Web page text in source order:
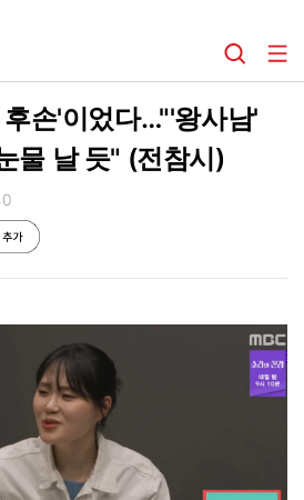
손'이었다…"'왕사남'
물 날 듯" (전참시)